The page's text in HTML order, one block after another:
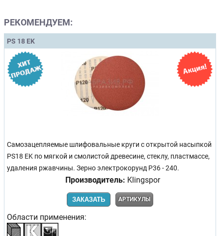
РЕКОМЕНДУЕМ:
PS 18 EK
Самозацепляемые шлифовальные круги с открытой насыпкой
PS18 EK по мягкой и смолистой древесине, стеклу, пластмассе,
удаления ржавчины. Зерно электрокорунд Р36 - 240.
Производитель: Klingspor
ЗАКАЗАТЬ АРТИКУЛЫ
Области применения: